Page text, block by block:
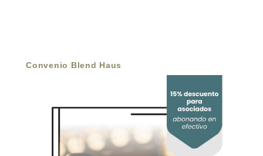
Convenio Blend Haus